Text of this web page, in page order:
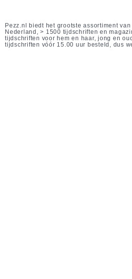
Pezz.nl biedt het grootste assortiment
Nederland, > 1500 tijdschriften en
tijdschriften voor hem en haar, jong en
tijdschriften vóór 15.00 uur besteld, dus